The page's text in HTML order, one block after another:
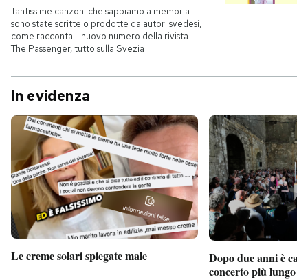
Tantissime canzoni che sappiamo a memoria
sono state scritte o prodotte da autori svedesi,
come racconta il nuovo numero della rivista
The Passenger, tutto sulla Svezia
In evidenza
Le creme solari spiegate male
Dopo due anni è
concerto più lungo